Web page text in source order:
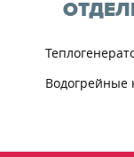
Водогрейные